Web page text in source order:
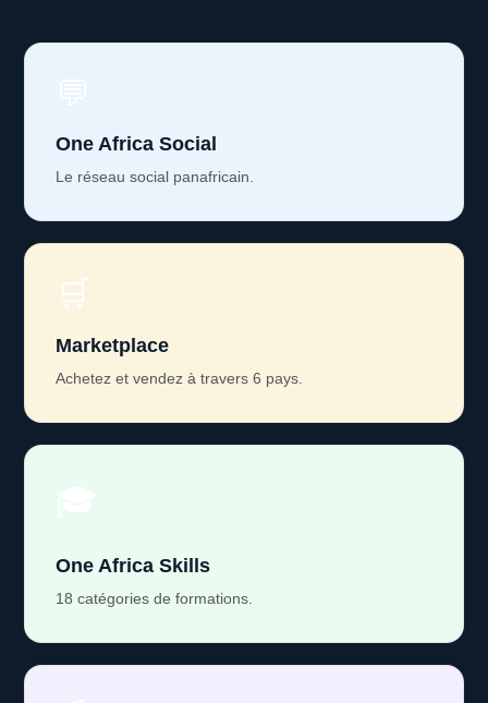
One Africa Social
Le réseau social panafricain.
🛒
Marketplace
Achetez et vendez à travers 6 pays.
One Africa Skills
18 catégories de formations.